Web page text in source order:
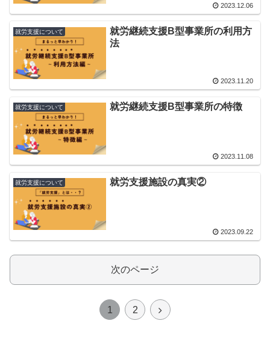
2023.12.06
就労支援について
就労継続支援B型事業所の利用方
法
2023.11.20
就労支援について 就労継続支援B型事業所の特徴
2023.11.08
就労支援について 就労支援施設の真実②
2023.09.22
次のページ
1 2
次